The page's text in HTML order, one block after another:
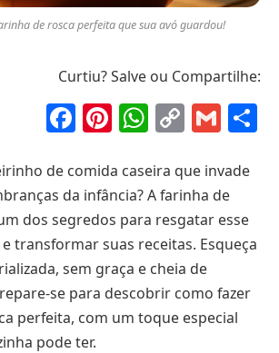
de rosca perfeita que sua avó guardou!
Curtiu? Salve ou Compartilhe:
Facebook
Pinterest
Copy
de comida caseira que invade
da infância? A farinha de
dos segredos para resgatar esse
transformar suas receitas. Esqueça
sem graça e cheia de
se para descobrir como fazer
perfeita, com um toque especial
pode ter.